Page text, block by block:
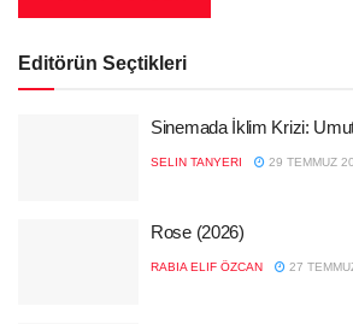
Editörün Seçtikleri
Sinemada İklim Krizi:
SELIN TANYERI 29 TEMMUZ
Rose (2026)
RABIA ELIF ÖZCAN 27